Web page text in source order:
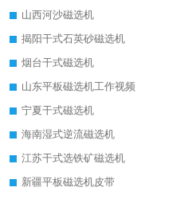
山西河沙磁选机
揭阳干式石英砂磁选机
烟台干式磁选机
山东平板磁选机工作视频
宁夏干式磁选机
海南湿式逆流磁选机
江苏干式选铁矿磁选机
新疆平板磁选机皮带